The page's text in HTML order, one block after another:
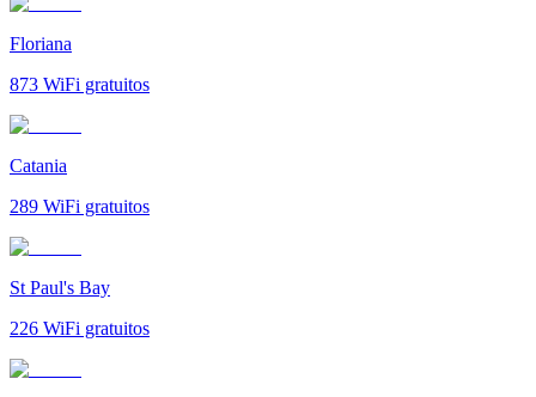
Floriana
873 WiFi gratuitos
Catania
289 WiFi gratuitos
St Paul's Bay
226 WiFi gratuitos